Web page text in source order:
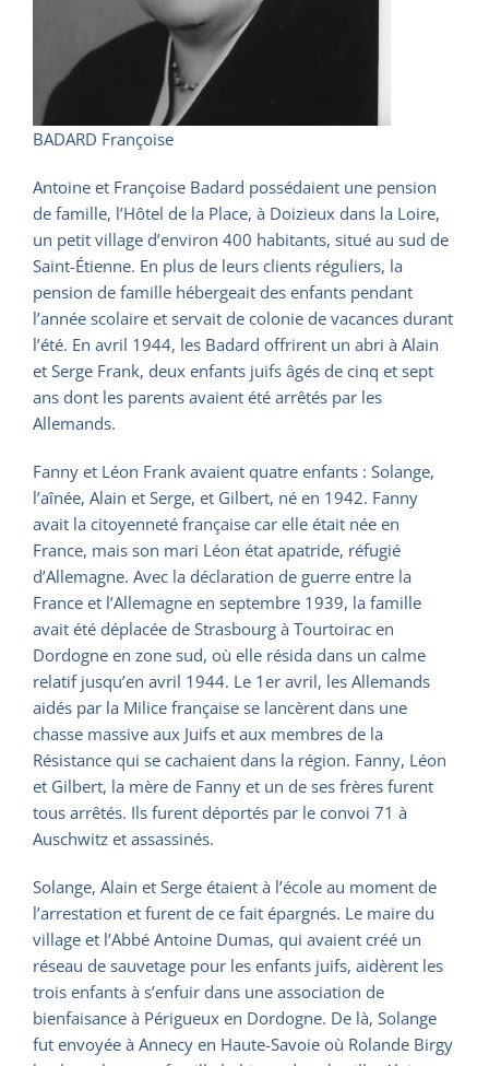
BADARD Françoise
Antoine et Françoise Badard possédaient une pension
de famille, l’Hôtel de la Place, à Doizieux dans la Loire,
un petit village d’environ 400 habitants, situé au sud de
Saint-Étienne. En plus de leurs clients réguliers, la
pension de famille hébergeait des enfants pendant
l’année scolaire et servait de colonie de vacances durant
l’été. En avril 1944, les Badard offrirent un abri à Alain
et Serge Frank, deux enfants juifs âgés de cinq et sept
ans dont les parents avaient été arrêtés par les
Allemands.
Fanny et Léon Frank avaient quatre enfants : Solange,
l’aînée, Alain et Serge, et Gilbert, né en 1942. Fanny
avait la citoyenneté française car elle était née en
France, mais son mari Léon état apatride, réfugié
d’Allemagne. Avec la déclaration de guerre entre la
France et l’Allemagne en septembre 1939, la famille
avait été déplacée de Strasbourg à Tourtoirac en
Dordogne en zone sud, où elle résida dans un calme
relatif jusqu’en avril 1944. Le 1er avril, les Allemands
aidés par la Milice française se lancèrent dans une
chasse massive aux Juifs et aux membres de la
Résistance qui se cachaient dans la région. Fanny, Léon
et Gilbert, la mère de Fanny et un de ses frères furent
tous arrêtés. Ils furent déportés par le convoi 71 à
Auschwitz et assassinés.
Solange, Alain et Serge étaient à l’école au moment de
l’arrestation et furent de ce fait épargnés. Le maire du
village et l’Abbé Antoine Dumas, qui avaient créé un
réseau de sauvetage pour les enfants juifs, aidèrent les
trois enfants à s’enfuir dans une association de
bienfaisance à Périgueux en Dordogne. De là, Solange
fut envoyée à Annecy en Haute-Savoie où Rolande Birgy